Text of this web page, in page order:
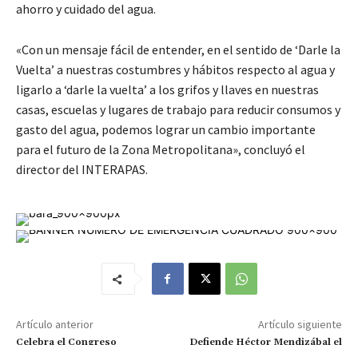
ahorro y cuidado del agua.
«Con un mensaje fácil de entender, en el sentido de ‘Darle la
Vuelta’ a nuestras costumbres y hábitos respecto al agua y
ligarlo a ‘darle la vuelta’ a los grifos y llaves en nuestras
casas, escuelas y lugares de trabajo para reducir consumos y
gasto del agua, podemos lograr un cambio importante
para el futuro de la Zona Metropolitana», concluyó el
director del INTERAPAS.
Artículo anterior
Celebra el Congreso
Artículo siguiente
Defiende Héctor Mendizábal el